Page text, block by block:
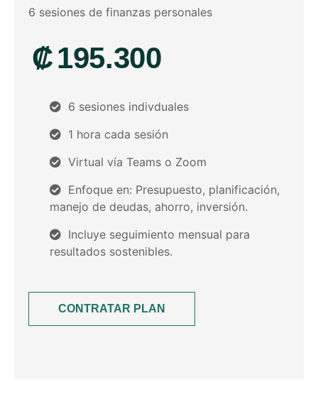
6 sesiones de finanzas personales
₡195.300
6 sesiones indivduales
1 hora cada sesión
Virtual vía Teams o Zoom
Enfoque en: Presupuesto, planificación,
manejo de deudas, ahorro, inversión.
Incluye seguimiento mensual para
resultados sostenibles.
CONTRATAR PLAN